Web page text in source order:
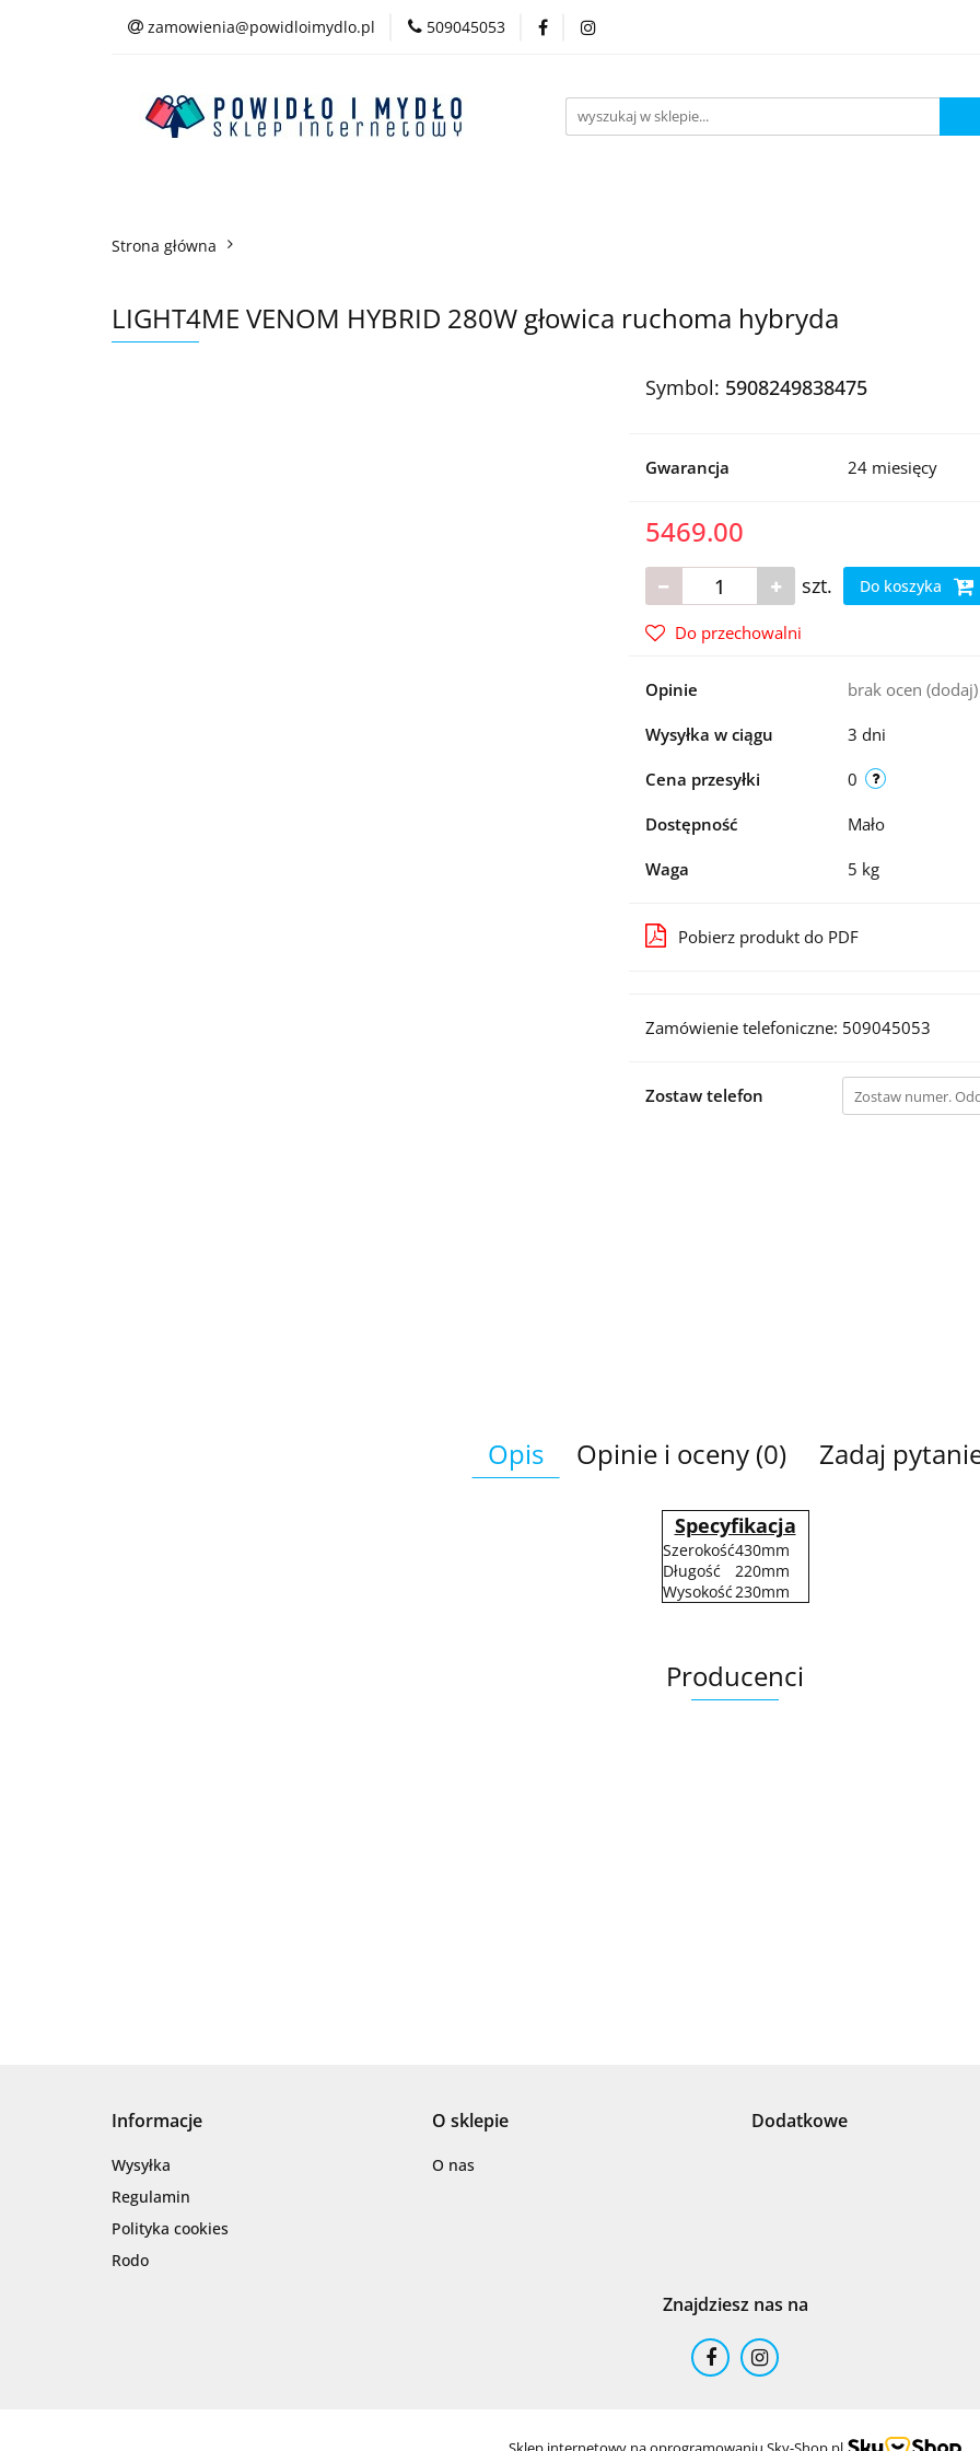
zamowienia@powidloimydlo.pl 509045053
Strona główna
LIGHT4ME VENOM HYBRID 280W głowica ruchoma hybryda
Symbol: 5908249838475
Gwarancja 24 miesięcy
5469.00
szt. Do koszyka
Do przechowalni
Opinie brak ocen (dodaj)
Wysyłka w ciągu 3 dni
Cena przesyłki 0
Dostępność Mało
Waga 5 kg
Pobierz produkt do PDF
Zamówienie telefoniczne: 509045053
Zostaw telefon
Opis Opinie i oceny (0) Zadaj
Specyfikacja
Szerokość430mm
Długość
220mm
Wysokość230mm
Producenci
101 INC
Informacje
Wysyłka
Regulamin
Polityka cookies
Rodo
O sklepie
O nas
Dodatkowe
Znajdziesz nas na